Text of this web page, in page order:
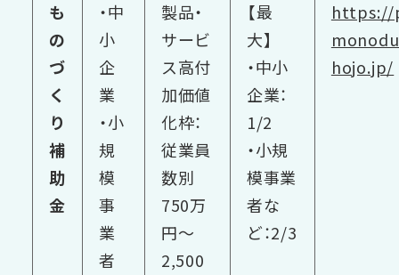
も
の
づ
く
り
補
助
金
・中
小
企
業
・小
規
模
事
業
者
製品・
サービ
ス高付
加価値
化枠：
従業員
数別
750万
円～
2,500
【最
大】
・中小
企業：
1/2
・小規
模事業
者な
ど：2/3
hojo.jp/